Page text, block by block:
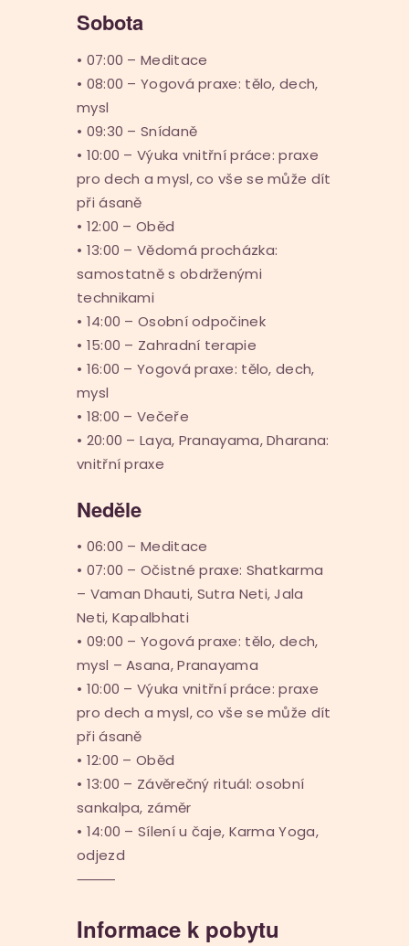
Sobota
• 07:00 – Meditace
• 08:00 – Yogová praxe: tělo, dech,
mysl
• 09:30 – Snídaně
• 10:00 – Výuka vnitřní práce: praxe
pro dech a mysl, co vše se může dít
při ásaně
• 12:00 – Oběd
• 13:00 – Vědomá procházka:
samostatně s obdrženými
technikami
• 14:00 – Osobní odpočinek
• 15:00 – Zahradní terapie
• 16:00 – Yogová praxe: tělo, dech,
mysl
• 18:00 – Večeře
• 20:00 – Laya, Pranayama, Dharana:
vnitřní praxe
Neděle
• 06:00 – Meditace
• 07:00 – Očistné praxe: Shatkarma
– Vaman Dhauti, Sutra Neti, Jala
Neti, Kapalbhati
• 09:00 – Yogová praxe: tělo, dech,
mysl – Asana, Pranayama
• 10:00 – Výuka vnitřní práce: praxe
pro dech a mysl, co vše se může dít
při ásaně
• 12:00 – Oběd
• 13:00 – Závěrečný rituál: osobní
sankalpa, záměr
• 14:00 – Sílení u čaje, Karma Yoga,
odjezd
⸻
Informace k pobytu